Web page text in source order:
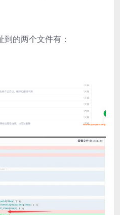
的两个文件有：